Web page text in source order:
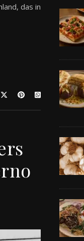
das in